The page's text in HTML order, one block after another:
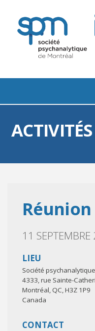
11
LIEU
Société
4333, rue Sainte-
Montréal,QC,H3Z 1P9
Canada
CONTACT